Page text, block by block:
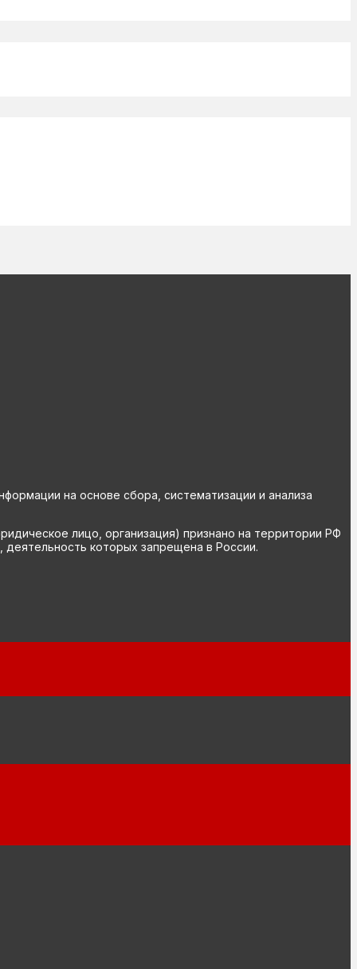
на основе сбора, систематизации и анализа
лицо, организация) признано на территории РФ
которых запрещена в России.